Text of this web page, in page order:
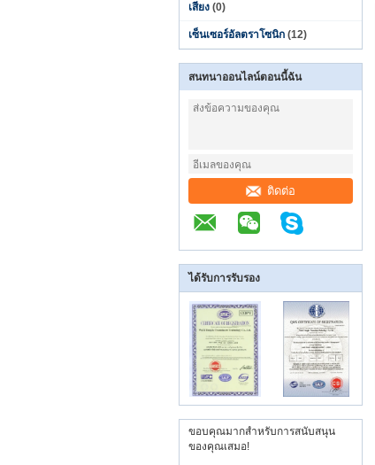
เสียง (0)
เซ็นเซอร์อัลตราโซนิก (12)
สนทนาออนไลน์ตอนนี้ฉัน
ติดต่อ
ได้รับการรับรอง
ขอบคุณมากสำหรับการสนับสนุน
ของคุณเสมอ!